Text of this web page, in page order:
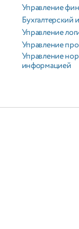
Управление
Бухгалтерский
Управление
Управление
Управление
информацией